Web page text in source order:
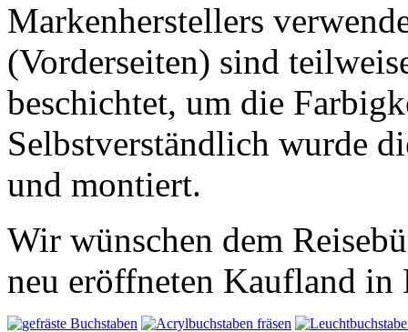
Markenherstellers
(Vorderseiten) sind
beschichtet, um die
Selbstverständlich wurde
und montiert.
Wir wünschen dem
neu eröffneten Kaufland